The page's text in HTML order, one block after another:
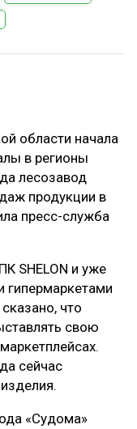
области начала
в регионы
лесозавод
продукции в
пресс-служба
SHELON и уже
гипермаркетами
что
свою
сейчас
«Судома»